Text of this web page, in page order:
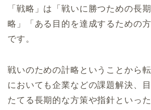
「戦略」は「戦いに勝つための長
略」「ある目的を達成するための
です。
戦いのための計略ということから
においても企業などの課題解決、
たてる長期的な方策や指針といっ